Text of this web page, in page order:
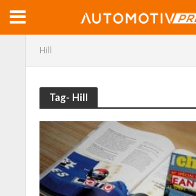
Hill
Tag- Hill